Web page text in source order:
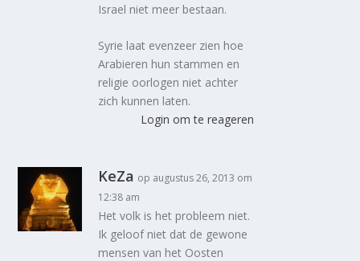
Israel niet meer bestaan.
Syrie laat evenzeer zien hoe
Arabieren hun stammen en
religie oorlogen niet achter
zich kunnen laten.
Login om te reageren
KeZa op augustus 26, 2013 om
12:38 am
Het volk is het probleem niet.
Ik geloof niet dat de gewone
mensen van het Oosten